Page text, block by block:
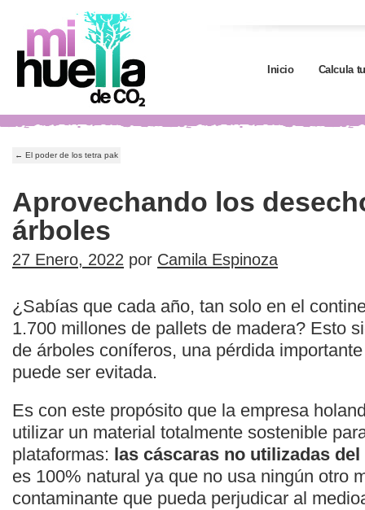
Inicio Calcula
← El poder de los tetra pak
Aprovechando los
árboles
27 Enero, 2022 por Camila Espinoza
¿Sabías que cada año, tan solo en el
1.700 millones de pallets de madera? Esto
de árboles coníferos, una pérdida
puede ser evitada.
Es con este propósito que la empresa
utilizar un material totalmente sostenible
plataformas: las cáscaras no utilizadas del
es 100% natural ya que no usa ningún otro
contaminante que pueda perjudicar al